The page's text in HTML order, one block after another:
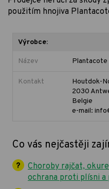
použitím hnojiva
Výrobce:
Název Plantacote
Kontakt
Houtdok-
2030
Belgie
e-mail:
Co vás nejčastěji
Choroby rajčat,
ochrana proti plísni a